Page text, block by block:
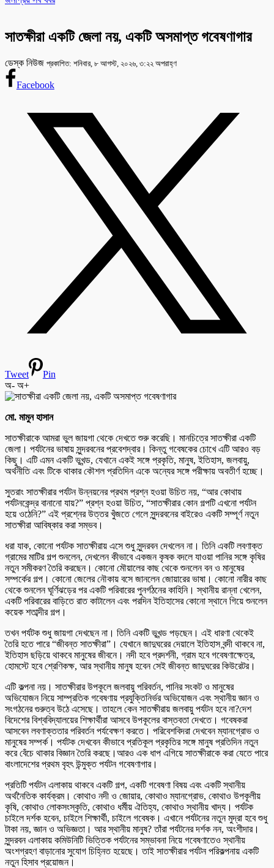
সাতক্ষীরা একটি জেলা নয়, একটি অসমাপ্ত গবেষণাগার
ডেস্ক নিউজ প্রকাশিত: শনিবার, ৮ আগস্ট, ২০২৬, ৩:২২ অপরাহ্ণ
Facebook
Tweet
Pin
অ- অ+
মো. মামুন হাসান
সাতক্ষীরাকে আমরা ভুল জায়গা থেকে দেখতে শুরু করেছি। মানচিত্রে সাতক্ষীরা একটি
জেলা। পর্যটনের ভাষায় সুন্দরবনের প্রবেশদ্বার। কিন্তু গবেষকের চোখে এটি আরও বড়
কিছু। এটি এমন একটি ভূখন্ড, যেখানে একই সঙ্গে প্রকৃতি, মানুষ, ইতিহাস, জলবায়ু,
অর্থনীতি এবং টিকে থাকার কৌশল প্রতিদিন একে অন্যের সঙ্গে পরীক্ষায় অবতীর্ণ হচ্ছে।
সুতরাং সাতক্ষীরার পর্যটন উন্নয়নের প্রথম প্রশ্ন হওয়া উচিত নয়, “আর কোথায়
পর্যটনকেন্দ্র বানানো যায়?” প্রশ্ন হওয়া উচিত, “সাতক্ষীরার কোন গল্পটি এখনো পর্যটন
হয়ে ওঠেনি?” এই প্রশ্নের উত্তর খুঁজতে গেলে সুন্দরবনের বাইরেও একটি সম্পূর্ণ নতুন
সাতক্ষীরা আবিষ্কার করা সম্ভব।
ধরা যাক, কোনো পর্যটক সাতক্ষীরায় এসে শুধু সুন্দরবন দেখলেন না। তিনি একটি লবণাক্ত
গ্রামের মাটির গল্প শুনলেন, দেখলেন কীভাবে একজন কৃষক বদলে যাওয়া পানির সঙ্গে কৃষির
নতুন সমীকরণ তৈরি করছেন। কোনো মৌয়ালের কাছ থেকে শুনলেন বন ও মানুষের
সম্পর্কের গল্প। কোনো জেলের নৌকায় বসে জানলেন জোয়ারের ভাষা। কোনো নারীর কাছ
থেকে শুনলেন ঘূর্ণিঝড়ের পর একটি পরিবারের পুনর্গঠনের কাহিনি। স্থানীয় রান্না খেলেন,
একটি পরিবারের বাড়িতে রাত কাটালেন এবং পরদিন ইতিহাসের কোনো স্থানে গিয়ে শুনলেন
কয়েক শতাব্দীর গল্প।
তখন পর্যটক শুধু জায়গা দেখছেন না। তিনি একটি ভূখন্ড পড়ছেন। এই ধারণা থেকেই
তৈরি হতে পারে “জীবন্ত সাতক্ষীরা”। যেখানে জাদুঘরের দেয়ালে ইতিহাস বন্দী থাকবে না,
ইতিহাস ছড়িয়ে থাকবে মানুষের জীবনে। নদী হবে প্রদর্শনী, গ্রাম হবে গবেষণাক্ষেত্র,
হোমস্টে হবে শ্রেণিকক্ষ, আর স্থানীয় মানুষ হবেন সেই জীবন্ত জাদুঘরের কিউরেটর।
এটি কল্পনা নয়। সাতক্ষীরার উপকূলে জলবায়ু পরিবর্তন, পানির সংকট ও মানুষের
অভিযোজন নিয়ে সাম্প্রতিক গবেষণায় প্রযুক্তিনির্ভর অভিযোজন এবং স্থানীয় জ্ঞান ও
সংগঠনের গুরুত্ব উঠে এসেছে। তাহলে কেন সাতক্ষীরায় জলবায়ু পর্যটন হবে না?দেশ
বিদেশের বিশ্ববিদ্যালয়ের শিক্ষার্থীরা আসবে উপকূলের বাস্তবতা দেখতে। গবেষকরা
আসবেন লবণাক্ততার পরিবর্তন পর্যবেক্ষণ করতে। পরিবেশবিদরা দেখবেন ম্যানগ্রোভ ও
মানুষের সম্পর্ক। পর্যটক দেখবেন কীভাবে প্রতিকূল প্রকৃতির সঙ্গে মানুষ প্রতিদিন নতুন
করে বেঁচে থাকার বিজ্ঞান তৈরি করছে।আরও এক ধাপ এগিয়ে সাতক্ষীরাকে করা যেতে পারে
বাংলাদেশের প্রথম বৃহৎ উন্মুক্ত পর্যটন গবেষণাগার।
প্রতিটি পর্যটন এলাকায় থাকবে একটি গল্প, একটি গবেষণা বিষয় এবং একটি স্থানীয়
অর্থনৈতিক কার্যক্রম। কোথাও নদী ও জোয়ার, কোথাও ম্যানগ্রোভ, কোথাও উপকূলীয়
কৃষি, কোথাও লোকসংস্কৃতি, কোথাও ধর্মীয় ঐতিহ্য, কোথাও স্থানীয় খাদ্য। পর্যটক
চাইলে দর্শক হবেন, চাইলে শিক্ষার্থী, চাইলে গবেষক। এখানে পর্যটনের নতুন মুদ্রা হবে শুধু
টাকা নয়, জ্ঞান ও অভিজ্ঞতা। আর স্থানীয় মানুষ? তাঁরা পর্যটনের দর্শক নন, অংশীদার।
সুন্দরবন এলাকায় কমিউনিটি ভিত্তিক পর্যটনের সম্ভাবনা নিয়ে গবেষণাতেও স্থানীয়
অংশগ্রহণ বাড়ানোর সুযোগ চিহ্নিত হয়েছে। তাই সাতক্ষীরার পর্যটন পরিকল্পনায় একটি
নতুন হিসাব প্রয়োজন।